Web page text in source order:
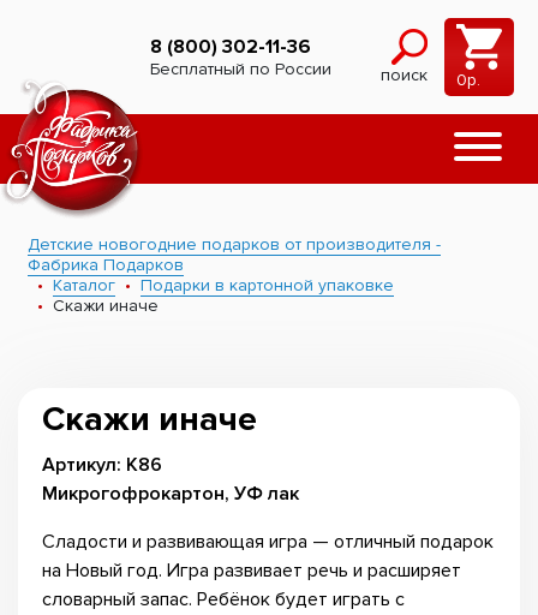
8 (800) 302-11-36
Бесплатный по России поиск 0р.
Детские новогодние подарков от производителя -
Фабрика Подарков
Каталог
Подарки в картонной упаковке
Скажи иначе
Скажи иначе
Артикул: К86
Микрогофрокартон, УФ лак
Сладости и развивающая игра — отличный подарок
на Новый год. Игра развивает речь и расширяет
словарный запас. Ребёнок будет играть с